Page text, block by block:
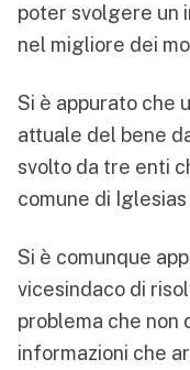
poter svolgere un
nel migliore dei
Si è appurato che
attuale del bene
svolto da tre enti
comune di
Si è comunque
vicesindaco di
problema che non
informazioni che